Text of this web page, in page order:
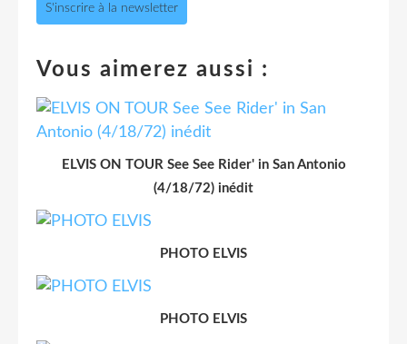
S'inscrire à la newsletter
Vous aimerez aussi :
ELVIS ON TOUR See See Rider' in San Antonio
(4/18/72) inédit
PHOTO ELVIS
PHOTO ELVIS